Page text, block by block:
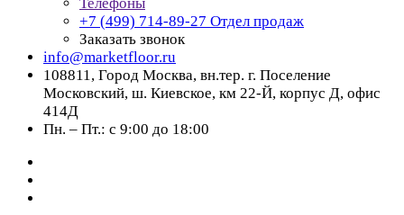
+7 (499) 714-89-27 Отдел продаж
Заказать звонок
info@marketfloor.ru
108811, Город Москва, вн.тер. г. Поселение
Московский, ш. Киевское, км 22-Й, корпус Д, офис
414Д
Пн. – Пт.: с 9:00 до 18:00